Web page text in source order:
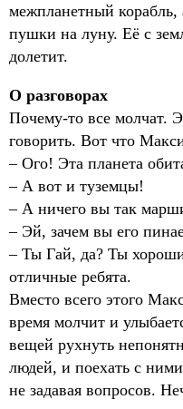
межпланетный корабль,
пушки на луну. Её с
долетит.
О разговорах
Почему-то все молчат.
говорить. Вот что
– Ого! Эта планета
– А вот и туземцы!
– А ничего вы так
– Эй, зачем вы его
– Ты Гай, да? Ты
отличные ребята.
Вместо всего этого
время молчит и
вещей рухнуть
людей, и поехать с
не задавая вопросов.